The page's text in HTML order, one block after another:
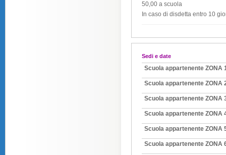
50,00 a scuola
In caso di disdetta entro 10
Sedi e date
Scuola appartenente ZONA
Scuola appartenente ZONA
Scuola appartenente ZONA
Scuola appartenente ZONA
Scuola appartenente ZONA
Scuola appartenente ZONA